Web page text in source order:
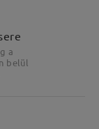
a
belül